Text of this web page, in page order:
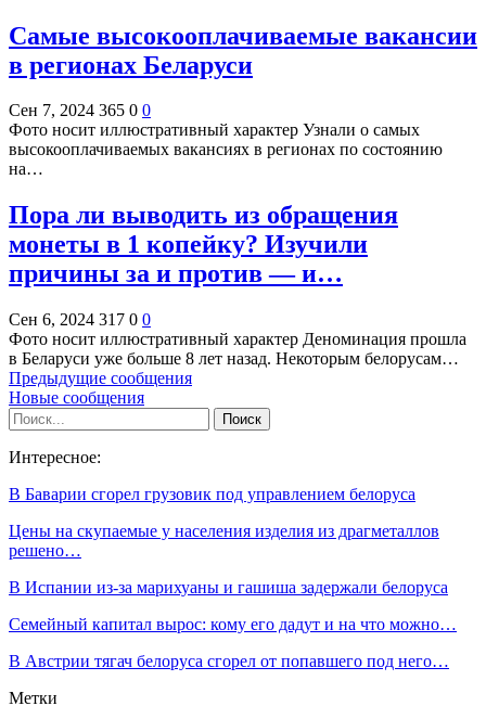
Самые высокооплачиваемые вакансии
в регионах Беларуси
Сен 7, 2024 365 0 0
Фото носит иллюстративный характер Узнали о самых
высокооплачиваемых вакансиях в регионах по состоянию
на…
Пора ли выводить из обращения
монеты в 1 копейку? Изучили
причины за и против — и…
Сен 6, 2024 317 0 0
Фото носит иллюстративный характер Деноминация прошла
в Беларуси уже больше 8 лет назад. Некоторым белорусам…
Предыдущие сообщения
Новые сообщения
Интересное:
В Баварии сгорел грузовик под управлением белоруса
Цены на скупаемые у населения изделия из драгметаллов
решено…
В Испании из-за марихуаны и гашиша задержали белоруса
Семейный капитал вырос: кому его дадут и на что можно…
В Австрии тягач белоруса сгорел от попавшего под него…
Метки